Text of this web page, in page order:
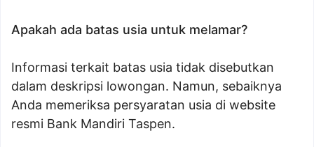
Apakah ada batas usia untuk melamar?
Informasi terkait batas usia tidak disebutkan
dalam deskripsi lowongan. Namun, sebaiknya
Anda memeriksa persyaratan usia di website
resmi Bank Mandiri Taspen.